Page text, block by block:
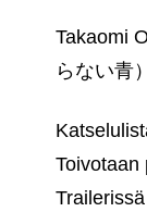
Takaomi
らない青）
Toivotaan